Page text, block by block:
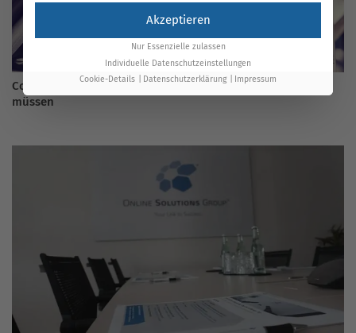
Content-Erstellung für Produktseiten: Worauf Sie achten
müssen
Akzeptieren
Nur Essenzielle zulassen
Individuelle Datenschutzeinstellungen
Cookie-Details
Datenschutzerklärung Impressum